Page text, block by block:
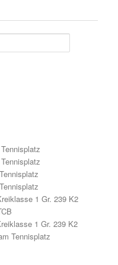
1 Gr. 239 K2
1 Gr. 239 K2
Tennisplatz